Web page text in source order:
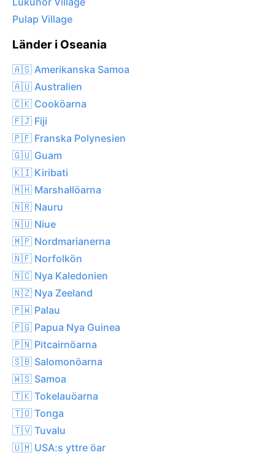
Pulap Village
Länder i Oseania
🇦🇸 Amerikanska Samoa
🇦🇺 Australien
🇨🇰 Cooköarna
🇫🇯 Fiji
🇵🇫 Franska Polynesien
🇬🇺 Guam
🇰🇮 Kiribati
🇲🇭 Marshallöarna
🇳🇷 Nauru
🇳🇺 Niue
🇲🇵 Nordmarianerna
🇳🇫 Norfolkön
🇳🇨 Nya Kaledonien
🇳🇿 Nya Zeeland
🇵🇼 Palau
🇵🇬 Papua Nya Guinea
🇵🇳 Pitcairnöarna
🇸🇧 Salomonöarna
🇼🇸 Samoa
🇹🇰 Tokelauöarna
🇹🇴 Tonga
🇹🇻 Tuvalu
🇺🇲 USA:s yttre öar